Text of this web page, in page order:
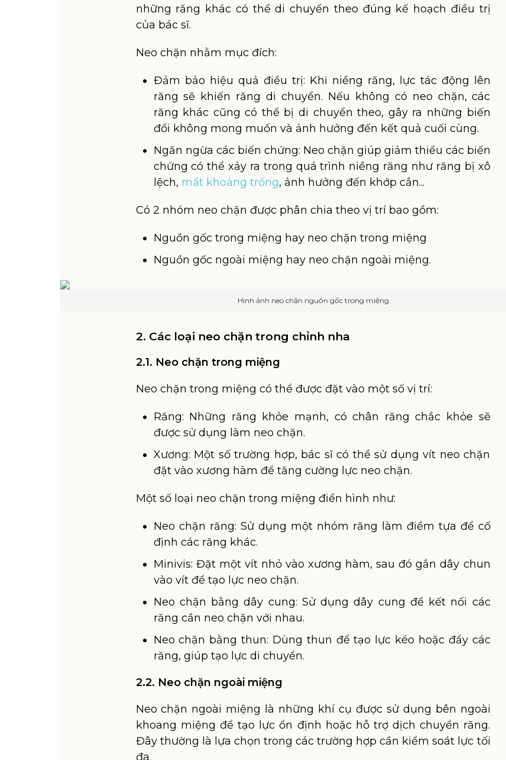
những răng khác có thể di chuyển theo đúng kế hoạch điều trị
của bác sĩ.
Neo chặn nhằm mục đích:
Đảm bảo hiệu quả điều trị: Khi niềng răng, lực tác động lên
răng sẽ khiến răng di chuyển. Nếu không có neo chặn, các
răng khác cũng có thể bị di chuyển theo, gây ra những biến
đổi không mong muốn và ảnh hưởng đến kết quả cuối cùng.
Ngăn ngừa các biến chứng: Neo chặn giúp giảm thiểu các biến
chứng có thể xảy ra trong quá trình niềng răng như răng bị xô
lệch, mất khoảng trống, ảnh hưởng đến khớp cắn...
Có 2 nhóm neo chặn được phân chia theo vị trí bao gồm:
Nguồn gốc trong miệng hay neo chặn trong miệng
Nguồn gốc ngoài miệng hay neo chặn ngoài miệng.
Hình ảnh neo chặn nguồn gốc trong miệng
2. Các loại neo chặn trong chỉnh nha
2.1. Neo chặn trong miệng
Neo chặn trong miệng có thể được đặt vào một số vị trí:
Răng: Những răng khỏe mạnh, có chân răng chắc khỏe sẽ
được sử dụng làm neo chặn.
Xương: Một số trường hợp, bác sĩ có thể sử dụng vít neo chặn
đặt vào xương hàm để tăng cường lực neo chặn.
Một số loại neo chặn trong miệng điển hình như:
Neo chặn răng: Sử dụng một nhóm răng làm điểm tựa để cố
định các răng khác.
Minivis: Đặt một vít nhỏ vào xương hàm, sau đó gắn dây chun
vào vít để tạo lực neo chặn.
Neo chặn bằng dây cung: Sử dụng dây cung để kết nối các
răng cần neo chặn với nhau.
Neo chặn bằng thun: Dùng thun để tạo lực kéo hoặc đẩy các
răng, giúp tạo lực di chuyển.
2.2. Neo chặn ngoài miệng
Neo chặn ngoài miệng là những khí cụ được sử dụng bên ngoài
khoang miệng để tạo lực ổn định hoặc hỗ trợ dịch chuyển răng.
Đây thường là lựa chọn trong các trường hợp cần kiểm soát lực tối
đa.